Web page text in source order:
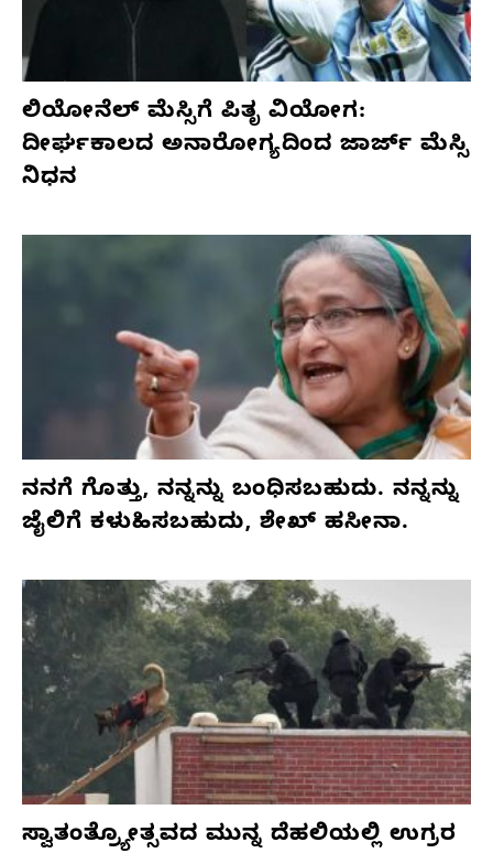
ಲಿಯೋನೆಲ್ ಮೆಸ್ಸಿಗೆ ಪಿತೃ ವಿಯೋಗ:
ದೀರ್ಘಕಾಲದ ಅನಾರೋಗ್ಯದಿಂದ ಜಾರ್ಜ್ ಮೆಸ್ಸಿ
ನಿಧನ
ನನಗೆ ಗೊತ್ತು, ನನ್ನನ್ನು ಬಂಧಿಸಬಹುದು. ನನ್ನನ್ನು
ಜೈಲಿಗೆ ಕಳುಹಿಸಬಹುದು, ಶೇಖ್ ಹಸೀನಾ.
ಸ್ವಾತಂತ್ರ್ಯೋತ್ಸವದ ಮುನ್ನ ದೆಹಲಿಯಲ್ಲಿ ಉಗ್ರರ